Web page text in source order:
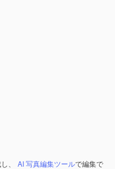
、 AI 写真編集ツールで編集で